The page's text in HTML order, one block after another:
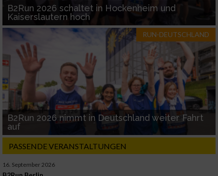
B2Run 2026 schaltet in Hockenheim und
Kaiserslautern hoch
RUN-DEUTSCHLAND
B2Run 2026 nimmt in Deutschland weiter Fahrt
auf
PASSENDE VERANSTALTUNGEN
16. September 2026